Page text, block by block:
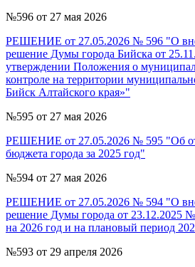
№596 от 27 мая 2026
РЕШЕНИЕ от 27.05.2026 № 596 "О
решение Думы города Бийска от
утверждении Положения о
контроле на территории
Бийск Алтайского края»"
№595 от 27 мая 2026
РЕШЕНИЕ от 27.05.2026 № 595 "Об
бюджета города за 2025 год"
№594 от 27 мая 2026
РЕШЕНИЕ от 27.05.2026 № 594 "О
решение Думы города от 23.12.2025
на 2026 год и на плановый период
№593 от 29 апреля 2026